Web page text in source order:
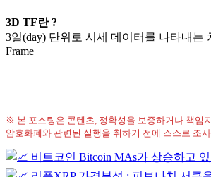
3D TF란 ?
3일(day) 단위로 시세 데이터를 나타내는
Frame
※ 본 포스팅은 콘텐츠, 정확성을 보증하거나 책임
암호화폐와 관련된 실행을 취하기 전에 스스로 조